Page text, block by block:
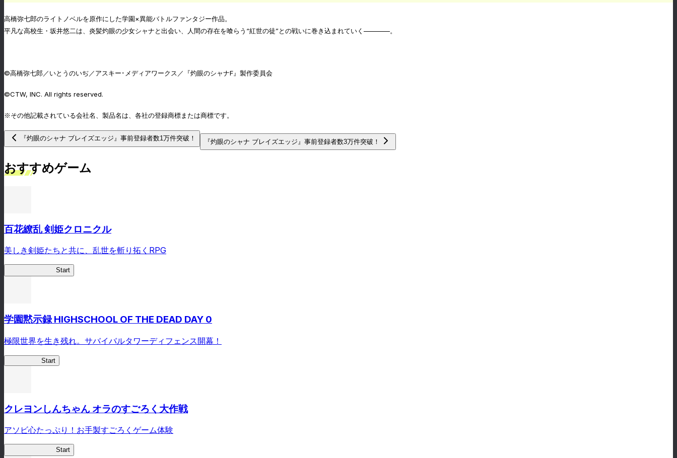
高橋弥七郎のライトノベルを原作にした学園×異能バトルファンタジー作品。
平凡な高校生・坂井悠二は、炎髪灼眼の少女シャナと出会い、人間の存在を喰らう“紅世の徒”との戦いに巻き込まれていく————。
©高橋弥七郎／いとうのいぢ／アスキー･メディアワークス／『灼眼のシャナF』製作委員会
©CTW, INC. All rights reserved.
※その他記載されている会社名、製品名は、各社の登録商標または商標です。
『灼眼のシャナ ブレイズエッジ』事前登録者数1万件突破！ 『灼眼のシャナ ブレイズエッジ』事前登録者数3万件突破！
おすすめゲーム
百花繚乱 剣姫クロニクル
美しき剣姫たちと共に、乱世を斬り拓くRPG
Start
学園黙示録 HIGHSCHOOL OF THE DEAD DAY 0
極限世界を生き残れ。サバイバルタワーディフェンス開幕！
Start
クレヨンしんちゃん オラのすごろく大作戦
アソビ心たっぷり！お手製すごろくゲーム体験
Start